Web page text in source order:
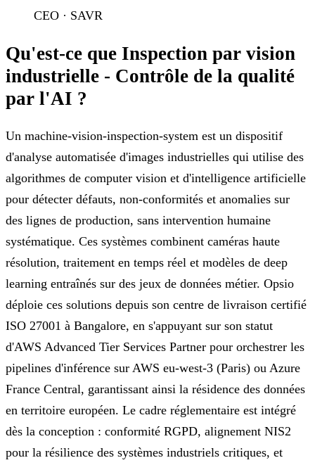
CEO · SAVR
Qu'est-ce que Inspection par vision
industrielle - Contrôle de la qualité
par l'AI ?
Un machine-vision-inspection-system est un dispositif
d'analyse automatisée d'images industrielles qui utilise des
algorithmes de computer vision et d'intelligence artificielle
pour détecter défauts, non-conformités et anomalies sur
des lignes de production, sans intervention humaine
systématique. Ces systèmes combinent caméras haute
résolution, traitement en temps réel et modèles de deep
learning entraînés sur des jeux de données métier. Opsio
déploie ces solutions depuis son centre de livraison certifié
ISO 27001 à Bangalore, en s'appuyant sur son statut
d'AWS Advanced Tier Services Partner pour orchestrer les
pipelines d'inférence sur AWS eu-west-3 (Paris) ou Azure
France Central, garantissant ainsi la résidence des données
en territoire européen. Le cadre réglementaire est intégré
dès la conception : conformité RGPD, alignement NIS2
pour la résilience des systèmes industriels critiques, et